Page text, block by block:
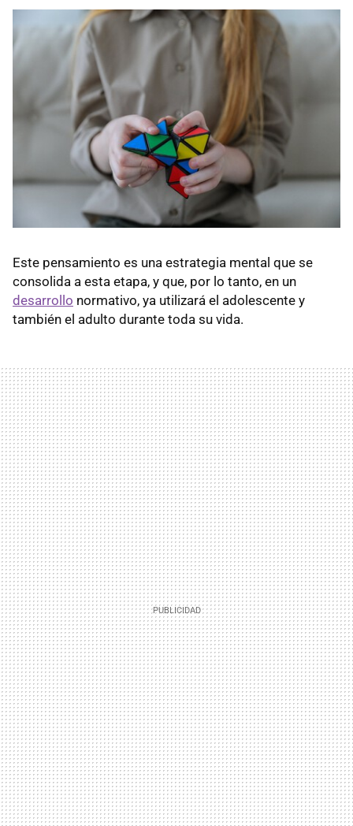
Este pensamiento es una estrategia mental que se
consolida a esta etapa, y que, por lo tanto, en un
desarrollo normativo, ya utilizará el adolescente y
también el adulto durante toda su vida.